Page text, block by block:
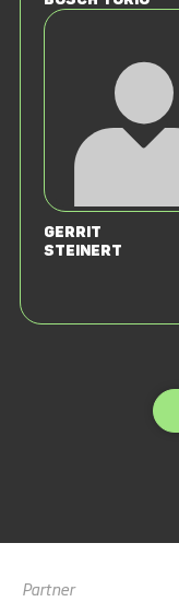
Gerrit
Steinert
Partner